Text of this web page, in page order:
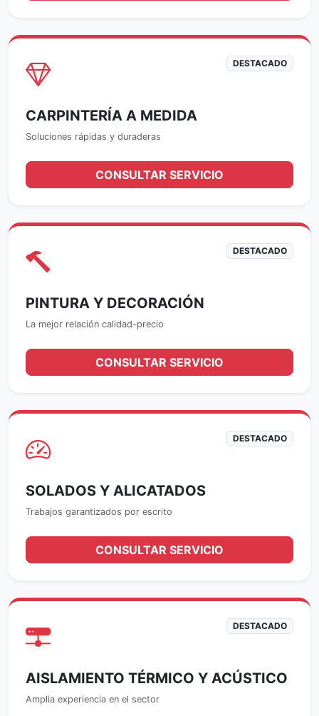
DESTACADO
CARPINTERÍA A MEDIDA
Soluciones rápidas y duraderas
CONSULTAR SERVICIO
DESTACADO
PINTURA Y DECORACIÓN
La mejor relación calidad-precio
CONSULTAR SERVICIO
DESTACADO
SOLADOS Y ALICATADOS
Trabajos garantizados por escrito
CONSULTAR SERVICIO
DESTACADO
AISLAMIENTO TÉRMICO Y ACÚSTICO
Amplia experiencia en el sector